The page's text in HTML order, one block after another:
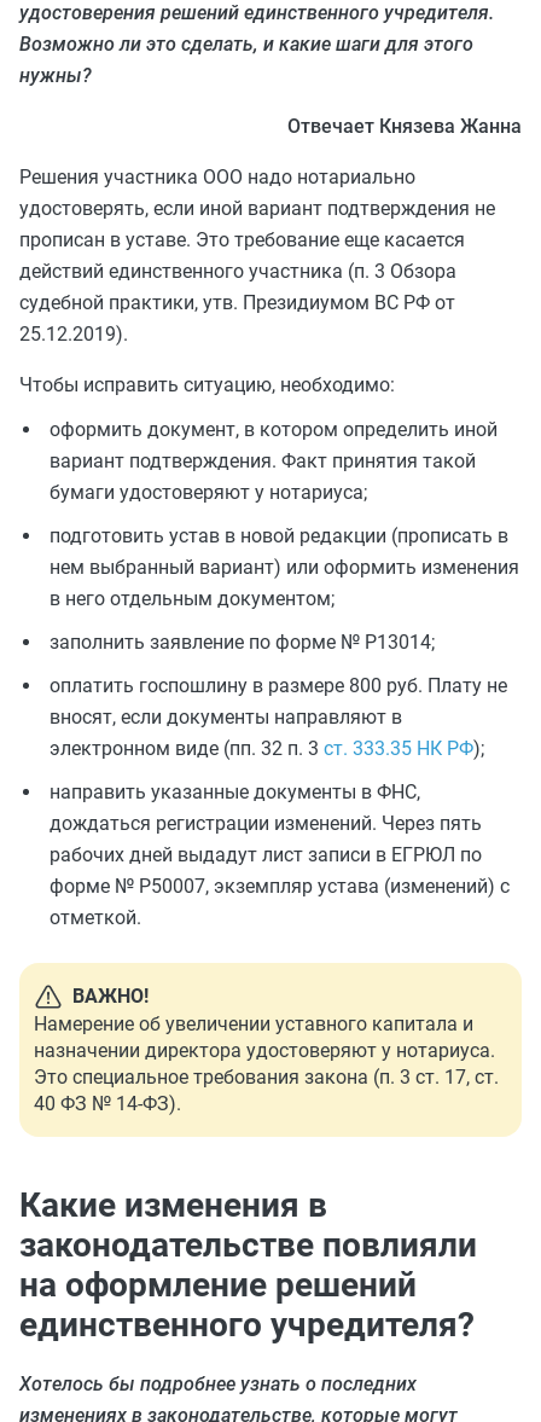
удостоверения решений единственного учредителя.
Возможно ли это сделать, и какие шаги для этого
нужны?
Отвечает Князева Жанна
Решения участника ООО надо нотариально
удостоверять, если иной вариант подтверждения не
прописан в уставе. Это требование еще касается
действий единственного участника (п. 3 Обзора
судебной практики, утв. Президиумом ВС РФ от
25.12.2019).
Чтобы исправить ситуацию, необходимо:
оформить документ, в котором определить иной
вариант подтверждения. Факт принятия такой
бумаги удостоверяют у нотариуса;
подготовить устав в новой редакции (прописать в
нем выбранный вариант) или оформить изменения
в него отдельным документом;
заполнить заявление по форме № Р13014;
оплатить госпошлину в размере 800 руб. Плату не
вносят, если документы направляют в
электронном виде (пп. 32 п. 3 ст. 333.35 НК РФ);
направить указанные документы в ФНС,
дождаться регистрации изменений. Через пять
рабочих дней выдадут лист записи в ЕГРЮЛ по
форме № Р50007, экземпляр устава (изменений) с
отметкой.
ВАЖНО!
Намерение об увеличении уставного капитала и
назначении директора удостоверяют у нотариуса.
Это специальное требования закона (п. 3 ст. 17, ст.
40 ФЗ № 14-ФЗ).
Какие изменения в
законодательстве повлияли
на оформление решений
единственного учредителя?
Хотелось бы подробнее узнать о последних
изменениях в законодательстве, которые могут